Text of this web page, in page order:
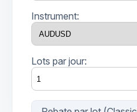
Instrument:
Lots par jour: